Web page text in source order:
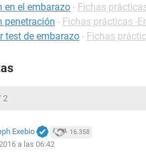
en el embarazo - Fichas
penetración - Fichas prácticas -
test de embarazo - Fichas
2
Exebio 16.358
a las 06:42